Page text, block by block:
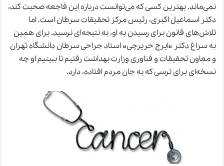
نمی‌ماند. بهترین کسی که می‌توانست درباره این فاجعه صحبت کند،
دکتر اسماعیل اکبری، رئیس مرکز تحقیقات سرطان است. اما
تلاش‌های قانون برای رسیدن به او، به نتیجه‌ای نرسید. برای همین
به سراغ دکتر «ایرج حریرچی» استاد جراحی سرطان دانشگاه تهران
و معاون تحقیقات و فناوری وزارت بهداشت رفتیم تا ببینیم او چه
نسخه‌ای برای ترسی که به جان مردم افتاده، دارد.